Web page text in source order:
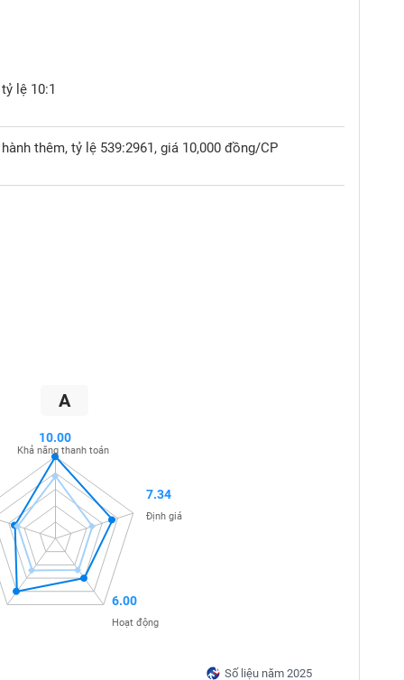
lệ 10:1
thêm, tỷ lệ 539:2961, giá 10,000 đồng/CP
A
Số liệu năm 2025
10.00
Khả năng thanh toán
7.34
Định giá
6.00
Hoạt động